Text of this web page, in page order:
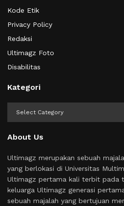
Kode Etik
Privacy Policy
Redaksi
Ultimagz Foto
Disabilitas
Kategori
About Us
Ultimagz merupakan sebuah
yang berlokasi di Universitas
Ultimagz pertama kali terbit pada
keluarga Ultimagz generasi
sebuah majalah yang bertujuan